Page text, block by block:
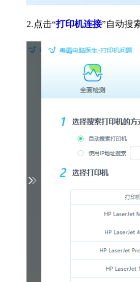
2.点击“打印机连接”自动搜